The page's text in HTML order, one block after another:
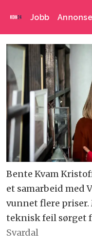
Jobb
Bente Kvam
et samarbeid med
vunnet flere priser.
teknisk feil sørget
Svardal